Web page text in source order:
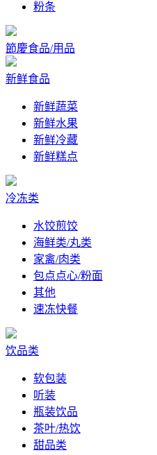
粉条
節慶食品/用品
新鲜食品
新鲜蔬菜
新鲜水果
新鲜冷藏
新鲜糕点
冷冻类
水饺煎饺
海鲜类/丸类
家禽/肉类
包点点心/粉面
其他
速冻快餐
饮品类
软包装
听装
瓶装饮品
茶叶/热饮
甜品类